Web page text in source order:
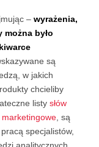
– wyrażenia,
było
są
w jakich
chcieliby
listy słów
, są
specjalistów,
analitycznych